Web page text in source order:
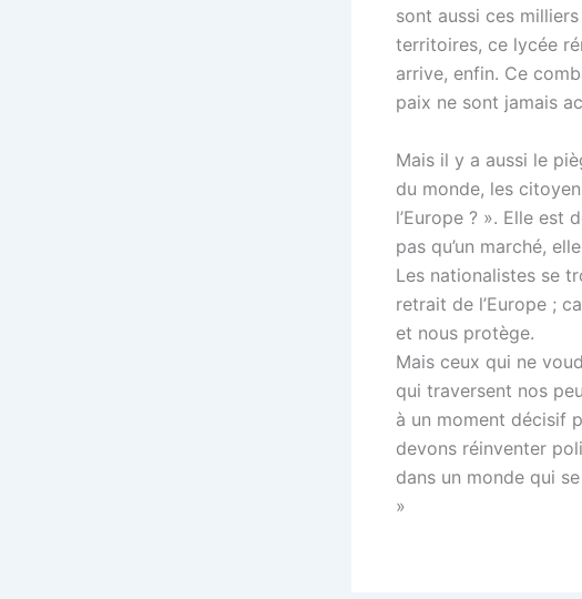
sont aussi ces
territoires, ce lycée
arrive, enfin. Ce
paix ne sont jamais
Mais il y a aussi le
du monde, les
l’Europe ? ». Elle est
pas qu’un marché,
Les nationalistes se
retrait de l’Europe ;
et nous protège.
Mais ceux qui ne
qui traversent nos
à un moment décisif
devons réinventer
dans un monde qui
»